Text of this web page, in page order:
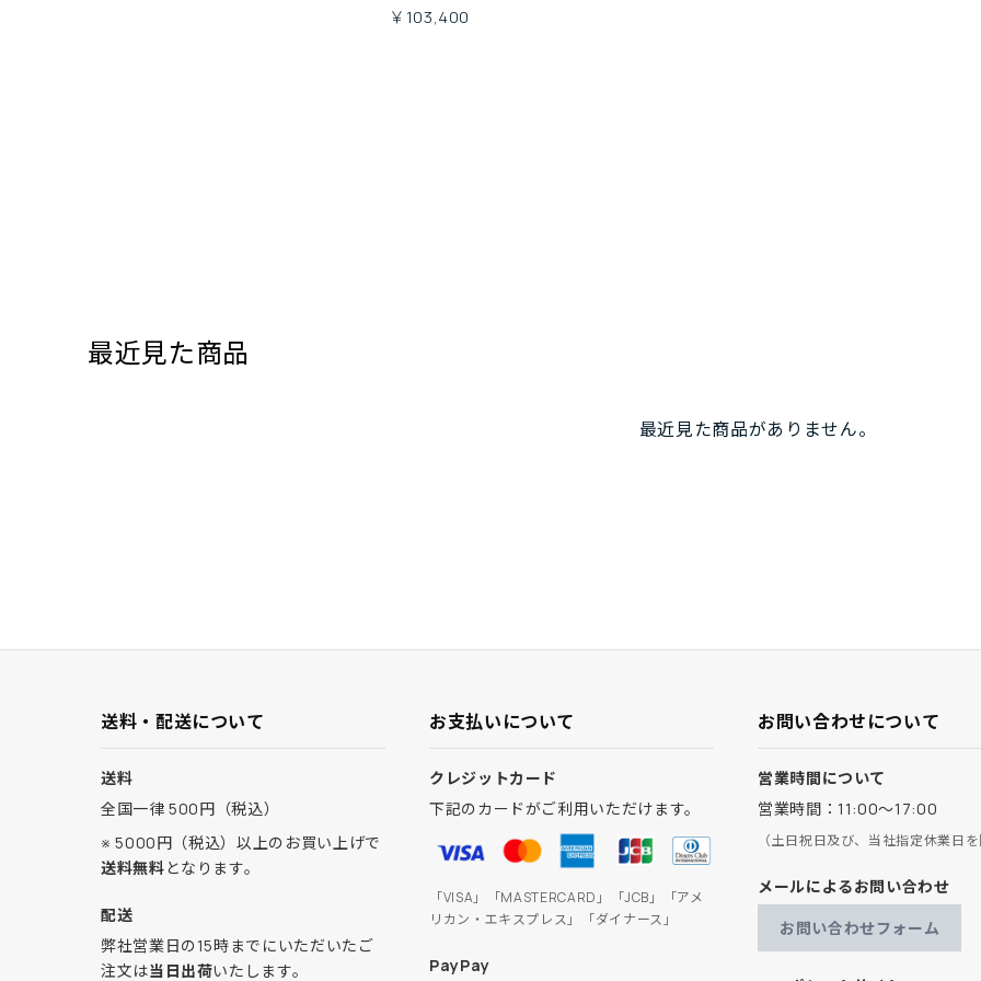
￥103,400
最近見た商品
最近見た商品がありません。
送料・配送について
送料
全国一律 500円（税込）
※ 5000円（税込）以上のお買い上げで
送料無料となります。
配送
弊社営業日の15時までにいただいたご
注文は当日出荷いたします。
お支払いについて
クレジットカード
下記のカードがご利用いただけます。
「VISA」「MASTERCARD」「JCB」「アメ
リカン・エキスプレス」「ダイナース」
PayPay
お問い合わせについて
営業時間について
営業時間：11:00～17:00
（土日祝日及び、当社指定休業日
メールによるお問い合わせ
お問い合わせフォーム